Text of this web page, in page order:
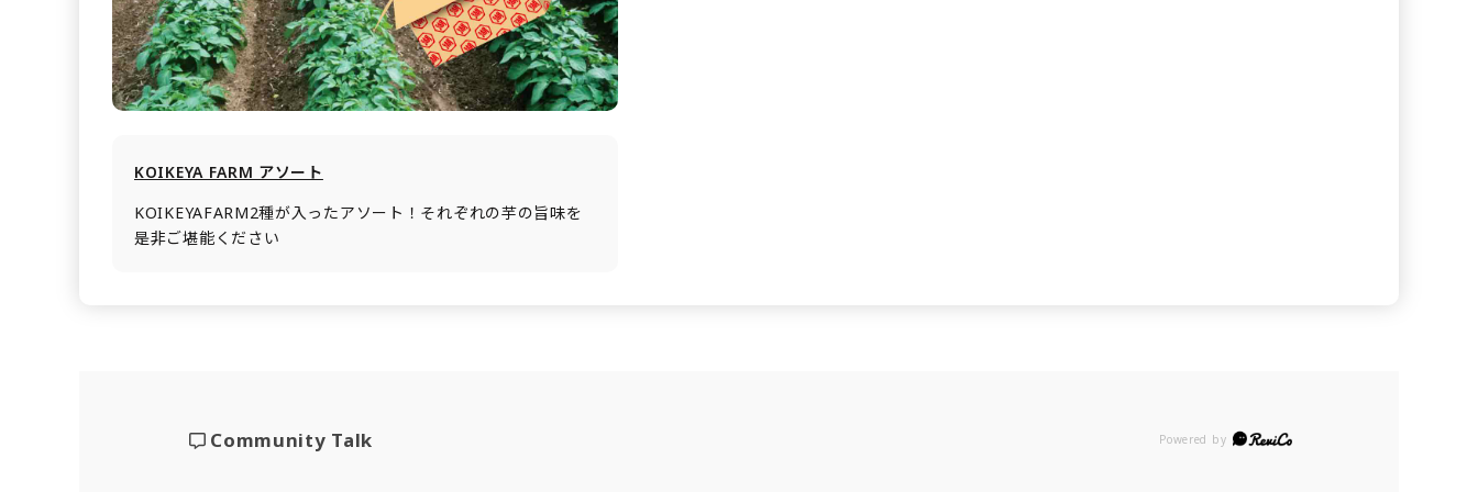
KOIKEYA FARM アソート
KOIKEYAFARM2種が入ったアソート！それぞれの芋の旨味を
是非ご堪能ください
Powered by
Community Talk